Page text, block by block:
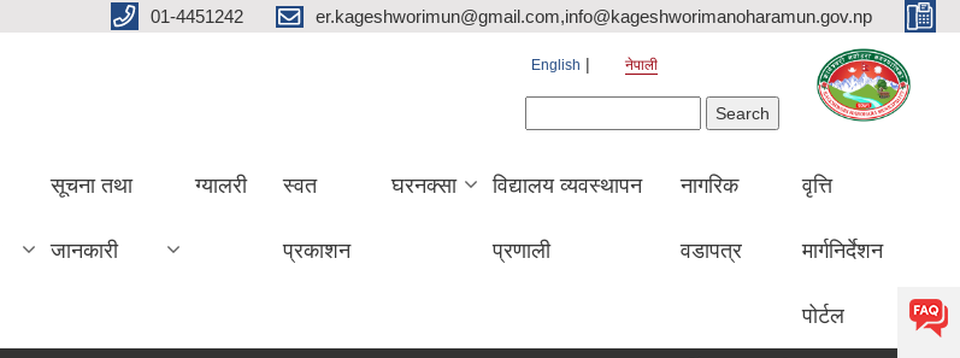
01-4451242 er.kageshworimun@gmail.com,info@kageshworimanoharamun.gov.np
English नेपाली
सूचना तथा
जानकारी
ग्यालरी स्वत
प्रकाशन
घरनक्सा विद्यालय व्यवस्थापन
प्रणाली
नागरिक
वडापत्र
वृत्ति
मार्गनिर्देशन
पोर्टल